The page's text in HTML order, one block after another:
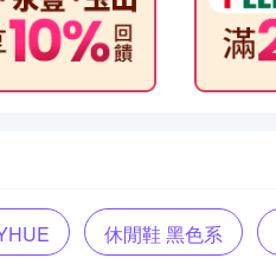
休閒鞋 黑色系